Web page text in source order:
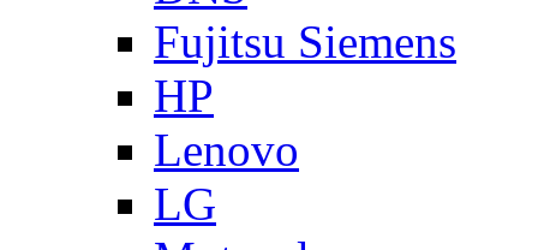
Fujitsu Siemens
HP
Lenovo
LG